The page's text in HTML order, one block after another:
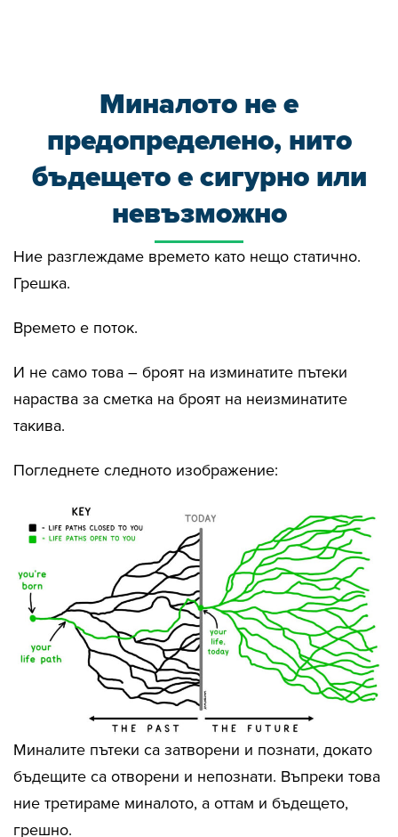
Миналото не е
предопределено, нито
бъдещето е сигурно или
невъзможно
Ние разглеждаме времето като нещо статично.
Грешка.
Времето е поток.
И не само това – броят на изминатите пътеки
нараства за сметка на броят на неизминатите
такива.
Погледнете следното изображение:
Миналите пътеки са затворени и познати, докато
бъдещите са отворени и непознати. Въпреки това
ние третираме миналото, а оттам и бъдещето,
грешно.